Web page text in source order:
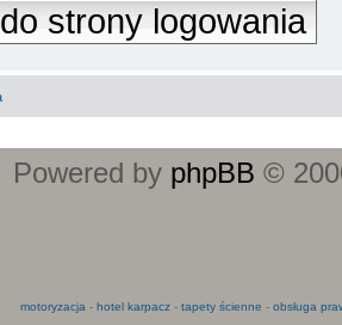
strony logowania
Powered by phpBB ©
motoryzacja - hotel karpacz- tapety ścienne - obsługa